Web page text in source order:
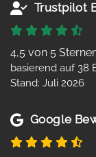
Trustpilot
4,5 von 5
basierend auf 38
Stand: Juli 2026
Google